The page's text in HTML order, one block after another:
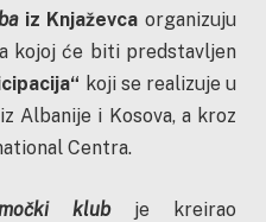
iz Knjaževca organizuju
kojoj će biti predstavljen
koji se realizuje u
Albanije i Kosova, a kroz
Centra.
klubje kreirao